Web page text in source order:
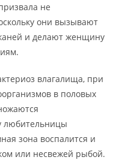
не
они вызывают
и делают женщину
влагалища, при
в половых
любительницы
зона воспалится и
или несвежей рыбой.